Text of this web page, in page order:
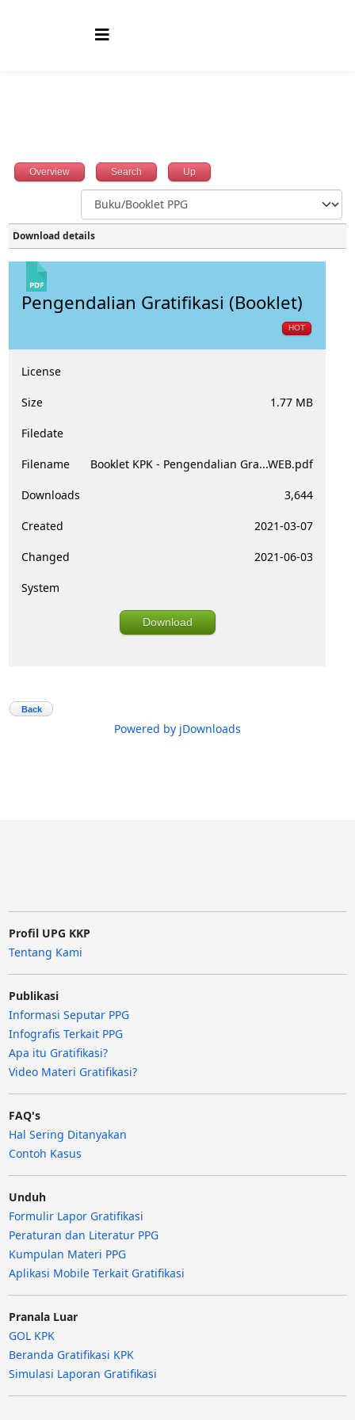
Overview Search Up
Download details
Pengendalian Gratifikasi (Booklet)
HOT
License
Size 1.77 MB
Filedate
Filename Booklet KPK - Pengendalian Gra...WEB.pdf
Downloads 3,644
Created 2021-03-07
Changed 2021-06-03
System
Download
Back
Powered by jDownloads
Profil UPG KKP
Tentang Kami
Publikasi
Informasi Seputar PPG
Infografis Terkait PPG
Apa itu Gratifikasi?
Video Materi Gratifikasi?
FAQ's
Hal Sering Ditanyakan
Contoh Kasus
Unduh
Formulir Lapor Gratifikasi
Peraturan dan Literatur PPG
Kumpulan Materi PPG
Aplikasi Mobile Terkait Gratifikasi
Pranala Luar
GOL KPK
Beranda Gratifikasi KPK
Simulasi Laporan Gratifikasi